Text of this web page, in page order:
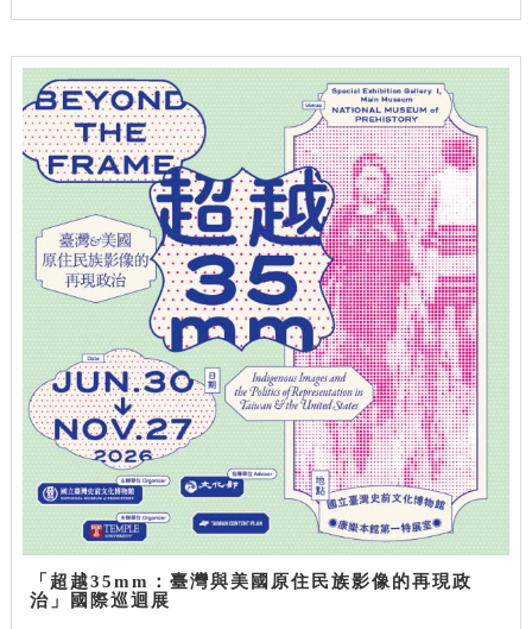
「超越35mm：臺灣與美國原住民族影像的再現政
治」國際巡迴展